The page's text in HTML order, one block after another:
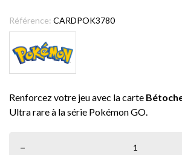
Référence: CARDPOK3780
Renforcez votre jeu avec la carte
Ultra rare à la série Pokémon GO.
–